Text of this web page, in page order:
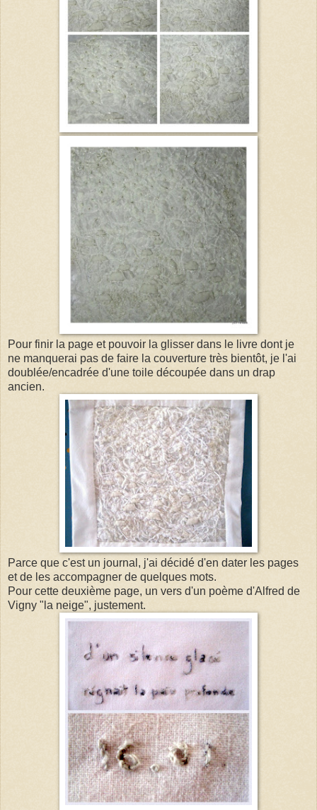
Pour finir la page et pouvoir la glisser dans le livre dont je
ne manquerai pas de faire la couverture très bientôt, je l'ai
doublée/encadrée d'une toile découpée dans un drap
ancien.
Parce que c'est un journal, j'ai décidé d'en dater les pages
et de les accompagner de quelques mots.
Pour cette deuxième page, un vers d'un poème d'Alfred de
Vigny "la neige", justement.